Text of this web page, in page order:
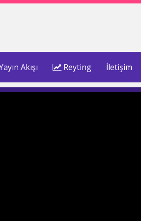
Akışı Reyting İletişim